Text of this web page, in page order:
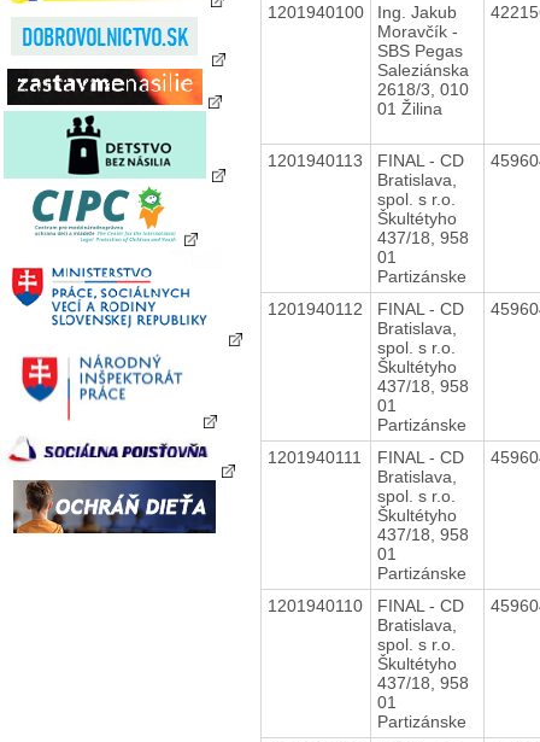
1201940100
Ing. Jakub
Moravčík -
SBS Pegas
Saleziánska
2618/3, 010
01 Žilina
1201940113
FINAL - CD
Bratislava,
spol. s r.o.
Škultétyho
437/18, 958
01
Partizánske
1201940112
FINAL - CD
Bratislava,
spol. s r.o.
Škultétyho
437/18, 958
01
Partizánske
1201940111
FINAL - CD
Bratislava,
spol. s r.o.
Škultétyho
437/18, 958
01
Partizánske
1201940110
FINAL - CD
Bratislava,
spol. s r.o.
Škultétyho
437/18, 958
01
Partizánske